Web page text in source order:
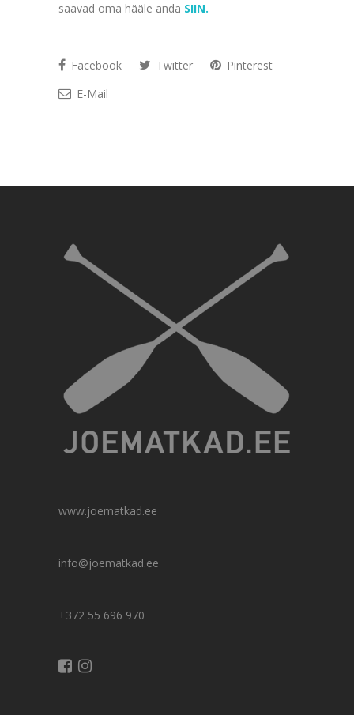
saavad oma hääle anda SIIN.
Facebook Twitter
Pinterest
E-Mail
www.joematkad.ee
info@joematkad.ee
+372 55 696 970